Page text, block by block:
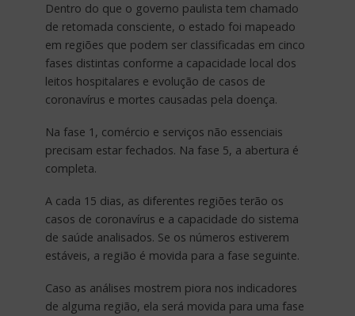
Dentro do que o governo paulista tem chamado
de retomada consciente, o estado foi mapeado
em regiões que podem ser classificadas em cinco
fases distintas conforme a capacidade local dos
leitos hospitalares e evolução de casos de
coronavírus e mortes causadas pela doença.
Na fase 1, comércio e serviços não essenciais
precisam estar fechados. Na fase 5, a abertura é
completa.
A cada 15 dias, as diferentes regiões terão os
casos de coronavírus e a capacidade do sistema
de saúde analisados. Se os números estiverem
estáveis, a região é movida para a fase seguinte.
Caso as análises mostrem piora nos indicadores
de alguma região, ela será movida para uma fase